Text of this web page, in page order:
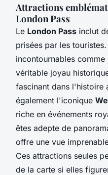
Attractions
London Pass
Le London Pass inclut
prisées par les
incontournables comme
véritable joyau
fascinant dans l'histoire
également l'iconique
riche en événements
êtes adepte de
offre une vue
Ces attractions seules
de la carte si elles